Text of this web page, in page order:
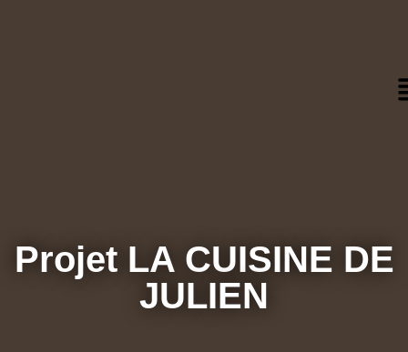
Projet LA CUISINE DE
JULIEN